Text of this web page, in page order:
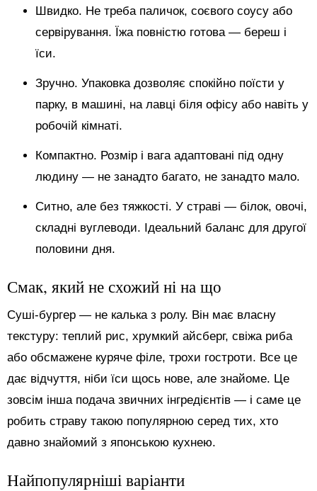
Швидко. Не треба паличок, соєвого соусу або
сервірування. Їжа повністю готова — береш і
їси.
Зручно. Упаковка дозволяє спокійно поїсти у
парку, в машині, на лавці біля офісу або навіть у
робочій кімнаті.
Компактно. Розмір і вага адаптовані під одну
людину — не занадто багато, не занадто мало.
Ситно, але без тяжкості. У страві — білок, овочі,
складні вуглеводи. Ідеальний баланс для другої
половини дня.
Смак, який не схожий ні на що
Суші-бургер — не калька з ролу. Він має власну
текстуру: теплий рис, хрумкий айсберг, свіжа риба
або обсмажене куряче філе, трохи гостроти. Все це
дає відчуття, ніби їси щось нове, але знайоме. Це
зовсім інша подача звичних інгредієнтів — і саме це
робить страву такою популярною серед тих, хто
давно знайомий з японською кухнею.
Найпопулярніші варіанти